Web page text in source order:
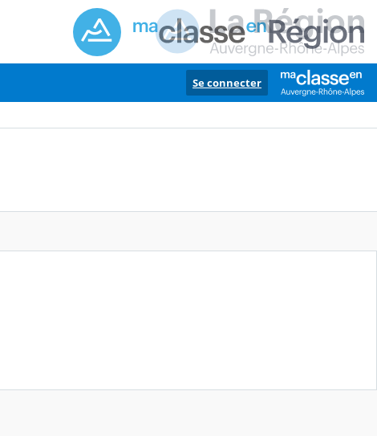
Se connecter